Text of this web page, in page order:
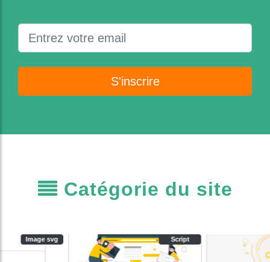
Catégorie du site
Image svg Script